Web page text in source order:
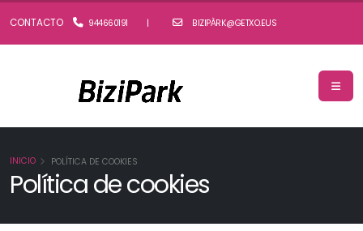
CONTACTO 944660191 | BIZIPÀRK@GETXO.EUS
INICIO POLÍTICA DE COOKIES
Política de cookies